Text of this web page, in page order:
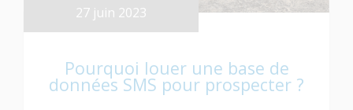
27 juin 2023
Pourquoi louer une base de
données SMS pour prospecter ?